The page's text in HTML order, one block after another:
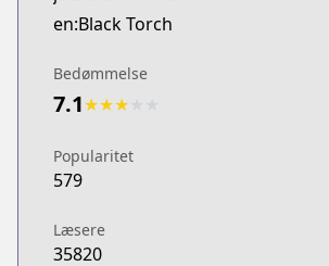
en:Black Torch
Bedømmelse
7.1★★★
Popularitet
579
Læsere
35820